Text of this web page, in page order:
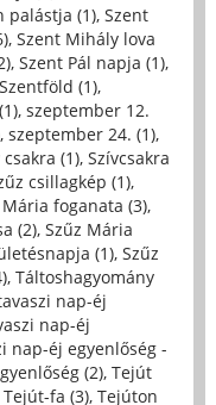
palástja (1), Szent
, Szent Mihály lova
, Szent Pál napja (1),
Szentföld (1),
, szeptember 12.
, szeptember 24. (1),
csakra (1), Szívcsakra
csillagkép (1),
Mária foganata (3),
(2), Szűz Mária
(1), Szűz
, Táltoshagyomány
nap-éj
nap-éj
nap-éj egyenlőség -
(2), Tejút
Tejút-fa (3), Tejúton